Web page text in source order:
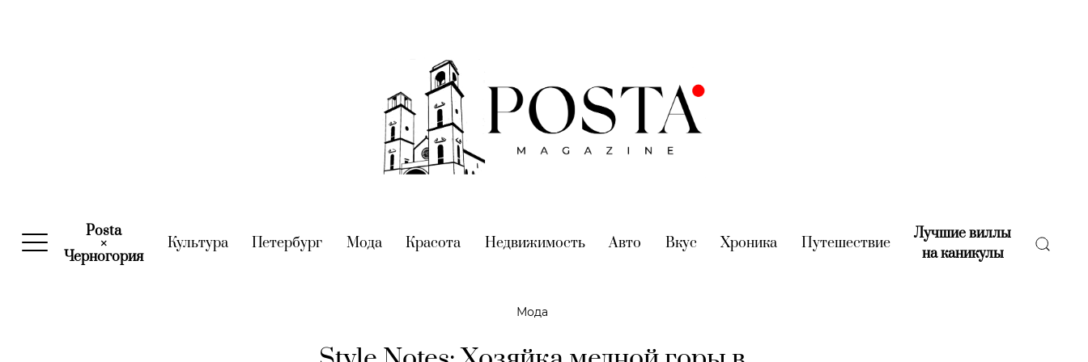
Posta
×
Черногория(current)
Культура(current)
Петербург (current)
Мода(current)
Красота (current)
Недвижимость(current)
Авто (current)
Вкус (current)
Хроника (current)
Путешествие(current)
Лучшие виллы
на каникулы(current)
Мода